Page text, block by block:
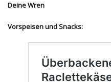
Deine Wren
Vorspeisen und Snacks: